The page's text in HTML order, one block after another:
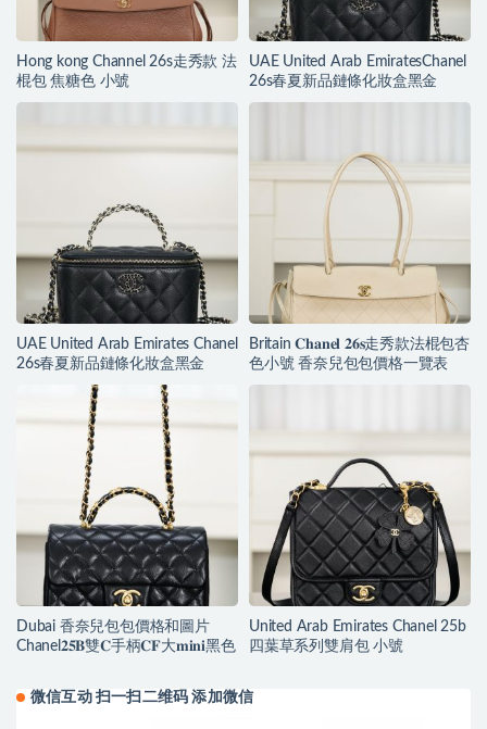
Hong kong Channel 26s走秀款 法
棍包 焦糖色 小號
UAE United Arab EmiratesChanel
26s春夏新品鏈條化妝盒黑金
UAE United Arab Emirates Chanel
26s春夏新品鏈條化妝盒黑金
Britain 𝐂𝐡𝐚𝐧𝐞𝐥 𝟐𝟔𝐬走秀款法棍包杏
色小號 香奈兒包包價格一覽表
Dubai 香奈兒包包價格和圖片
Chanel𝟐𝟓𝐁雙𝐂手柄𝐂𝐅大𝐦𝐢𝐧𝐢黑色
United Arab Emirates Chanel 25b
四葉草系列雙肩包 小號
微信互动 扫一扫二维码 添加微信